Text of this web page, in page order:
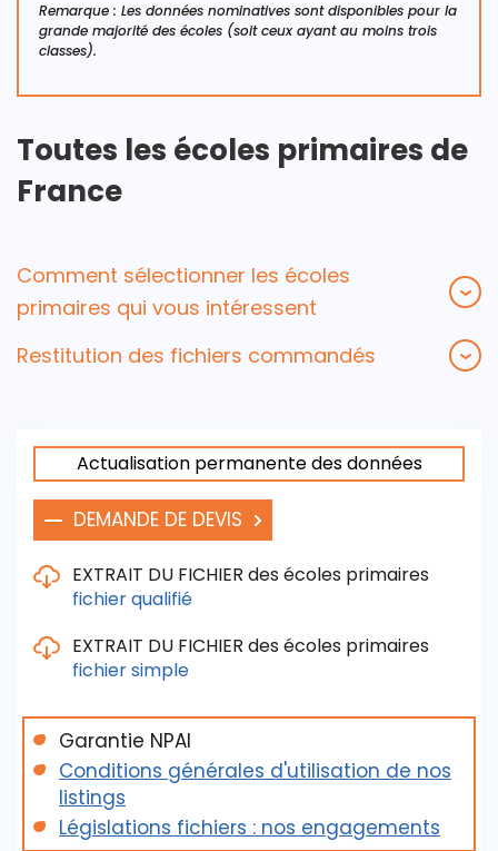
Remarque : Les données nominatives sont disponibles pour la
grande majorité des écoles (soit ceux ayant au moins trois
classes).
Toutes les écoles primaires de
France
Comment sélectionner les écoles
primaires qui vous intéressent
Restitution des fichiers commandés
Actualisation permanente des données
DEMANDE DE DEVIS
EXTRAIT DU FICHIER des écoles primaires
fichier qualifié
Les critères de sélection / de livraison sont :
Le nom d'un ou plusieurs contacts nominatifs
(chef d'établissement, enseignants…)
L'adresse postale complète
Télécharger l'extrait du fichier
EXTRAIT DU FICHIER des écoles primaires
fichier simple
Les critères de sélection / de livraison sont :
Le nom de l'établissement
L'adresse postale complète
Le téléphone (standard), le fax, l'email
Garantie NPAI
Conditions générales d'utilisation de nos
listings
Législations fichiers : nos engagements